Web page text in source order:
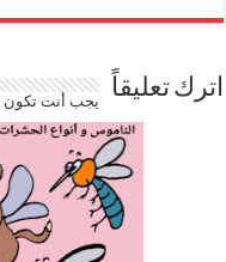
اترك تعليقاً يجب أنت تكون